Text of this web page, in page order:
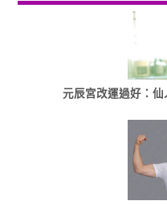
元辰宮改運過好：